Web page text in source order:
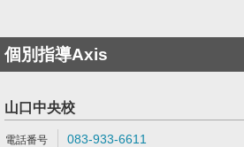
個別指導Axis
山口中央校
083-933-6611